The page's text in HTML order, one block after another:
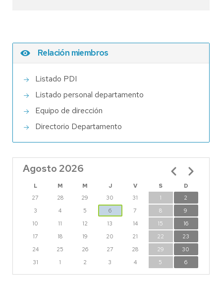
Relación miembros
Listado PDI
Listado personal departamento
Equipo de dirección
Directorio Departamento
Agosto 2026
L M M J V S
D
27
28 29 30 31 1
2
3
4 5 6 7 8
9
10
11 12 13 14 15
16
17
18 19 20 21 22
23
24
25 26 27 28 29
30
31
1 2 3 4 5 6
Paginación